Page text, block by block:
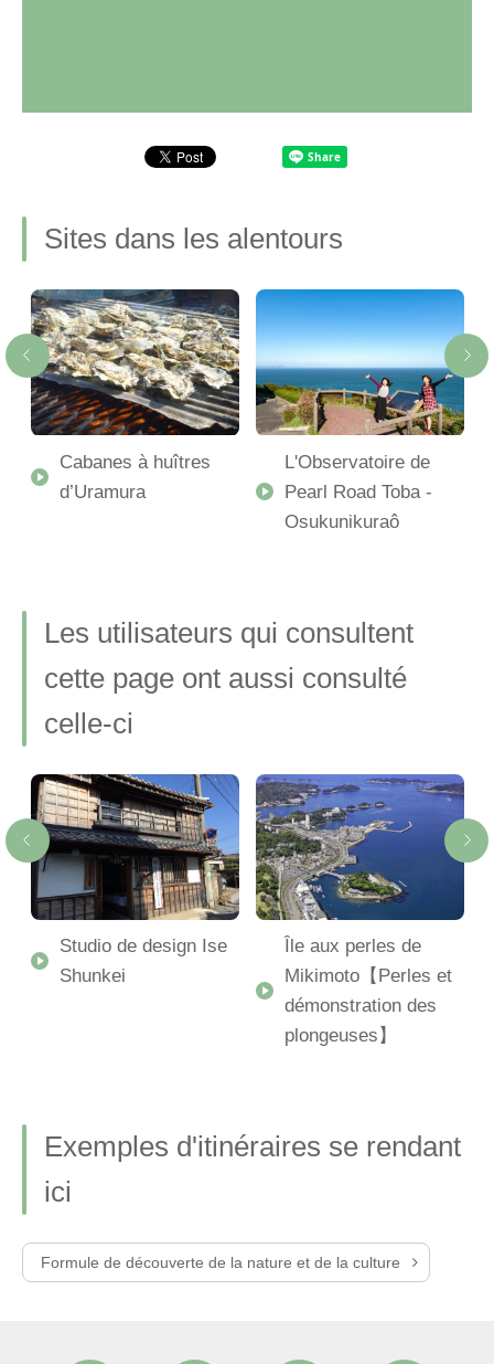
Sites dans les alentours
Cabanes à huîtres
d’Uramura
L'Observatoire de
Pearl Road Toba -
Osukunikuraô
Les utilisateurs qui consultent
cette page ont aussi consulté
celle-ci
Studio de design Ise
Shunkei
Île aux perles de
Mikimoto【Perles et
démonstration des
plongeuses】
Exemples d'itinéraires se rendant
ici
Formule de découverte de la nature et de la culture